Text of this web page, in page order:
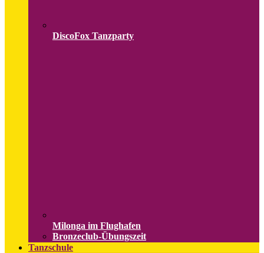
DiscoFox Tanzparty
Milonga im Flughafen
Bronzeclub-Übungszeit
Tanzschule